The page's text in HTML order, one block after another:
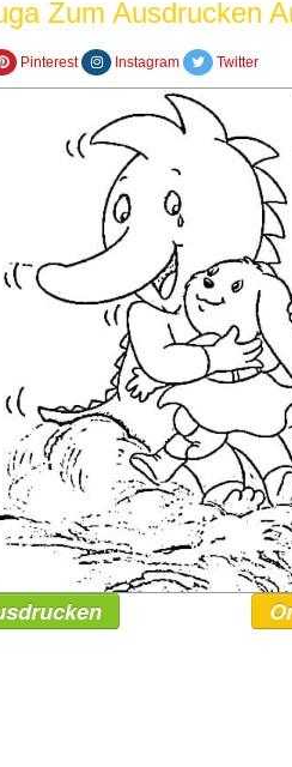
Zum Ausdrucken
Pinterest Instagram Twitter